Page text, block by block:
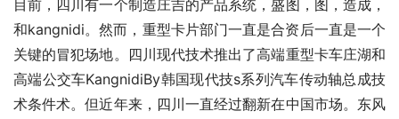
目前，四川有一个制造庄吉的产品系统，盛图，图，造成，
和kangnidi。然而，重型卡片部门一直是合资后一直是一个
关键的冒犯场地。四川现代技术推出了高端重型卡车庄湖和
高端公交车KangnidiBy韩国现代技s系列汽车传动轴总成技
术条件术。但近年来，四川一直经过翻新在中国市场。东风